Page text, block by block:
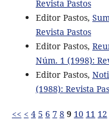
Revista Pastos
Editor Pastos,
Revista Pastos
Editor Pastos,
Núm. 1 (1998):
Editor Pastos,
(1988): Revista
<< < 4 5 6 7 8 9 10 11 12